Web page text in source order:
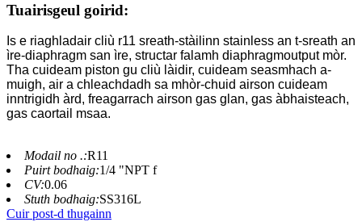
Tuairisgeul goirid:
Is e riaghladair cliù r11 sreath-stàilinn stainless an t-sreath an
ìre-diaphragm san ìre, structar falamh diaphragmoutput mòr.
Tha cuideam piston gu cliù làidir, cuideam seasmhach a-
muigh, air a chleachdadh sa mhòr-chuid airson cuideam
inntrigidh àrd, freagarrach airson gas glan, gas àbhaisteach,
gas caortail msaa.
Modail no .:R11
Puirt bodhaig:1/4 "NPT f
CV:0.06
Stuth bodhaig:SS316L
Cuir post-d thugainn